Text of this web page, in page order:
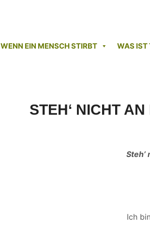
WENN EIN MENSCH STIRBT WAS IST
STEH‘ NICHT
Steh’
Ich